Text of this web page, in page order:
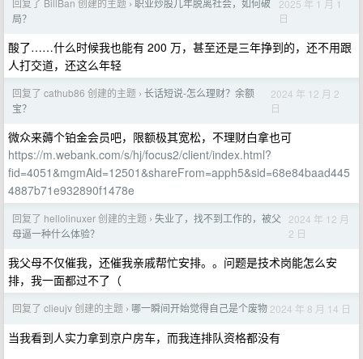
回复了 BillBan 创建的主题 › 职业炒股几年脱离社会，如何破
局？
2025 年 1 月 1
日
酸了……什么时候我也能有 200 万，甚至还是三年挣到的，还不用跟
人打交道，还这么年轻
回复了 cathub86 创建的主题 › 长话短说-怎么理财？余额
宝？
2024 年 12 月 2
日
微众来薅个铂金会员吧，限额极其宽松，不理财白拿也可
https://m.webank.com/s/hj/focus2/client/index.html?
fid=4051&mgmAid=12501&shareFrom=apph5&sid=68e84baad445
4887b71e932890f1478e
回复了 hellolinuxer 创建的主题 › 失业了，找不到工作的，被父
母逼一种什么体验？
2024 年 12 月
2 日
我父母不仅催我，还催我亲戚帮忙安排。。问题是技术岗能怎么安
排，我一面都过不了（
回复了 clieujv 创建的主题 › 哪一瞬间开始觉得自己是个废物 2024 年 8 月 14 日
当我看到人实力拿到京户房车，而我连排队资格都没有